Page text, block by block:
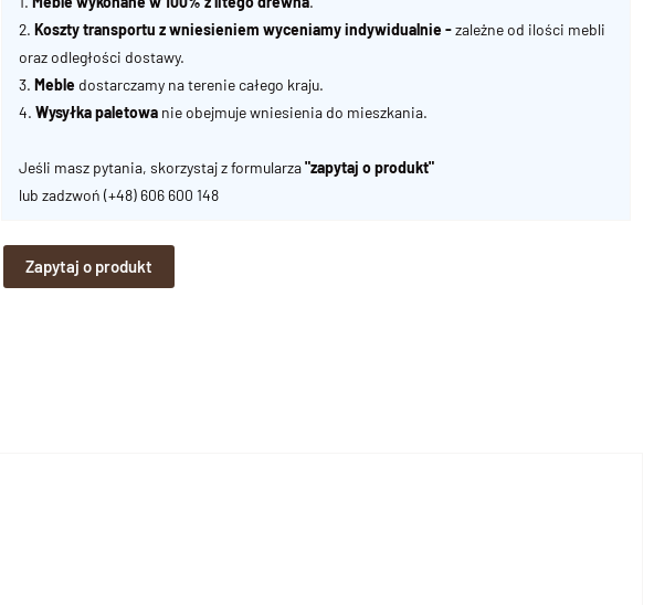
2.Koszty transportu z wniesieniem wyceniamy indywidualnie -zależne od ilości mebli
oraz odległości dostawy.
3.Meble dostarczamy na terenie całego kraju.
4.Wysyłka paletowa nie obejmuje wniesienia do mieszkania.
Jeśli masz pytania, skorzystaj z formularza"zapytaj o produkt"
lub zadzwoń(+48) 606 600 148
Zapytaj o produkt